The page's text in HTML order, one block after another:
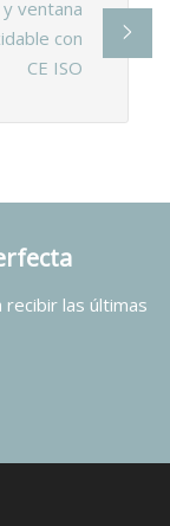
ventana
con
CE ISO
recibir las últimas